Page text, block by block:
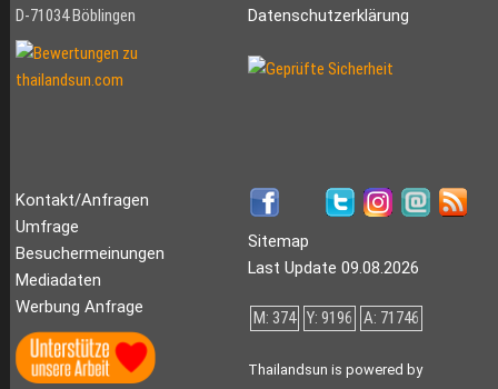
D-71034 Böblingen
Datenschutzerklärung
Kontakt/Anfragen
Umfrage
Besuchermeinungen
Mediadaten
Werbung Anfrage
Sitemap
Last Update 09.08.2026
M: 374 Y: 9196 A: 71746
Thailandsun is powered by